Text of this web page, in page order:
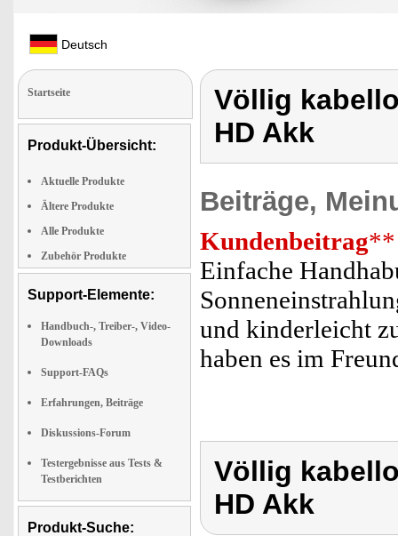
Deutsch
Startseite
Produkt-Übersicht:
Aktuelle Produkte
Ältere Produkte
Alle Produkte
Zubehör Produkte
Support-Elemente:
Handbuch-, Treiber-, Video-
Downloads
Support-FAQs
Erfahrungen, Beiträge
Diskussions-Forum
Testergebnisse aus Tests &
Testberichten
Produkt-Suche:
Völlig
HD Akk
Beiträge,
Kundenbeitrag**
Einfache
und kinderleicht
haben es im
Völlig
HD Akk